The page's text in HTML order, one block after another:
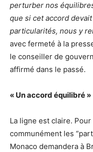
perturber nos
que si cet accord
particularités, nous y
avec fermeté à la
le conseiller de
affirmé dans le passé.
« Un accord équilibré »
La ligne est claire.
communément les
Monaco demandera à